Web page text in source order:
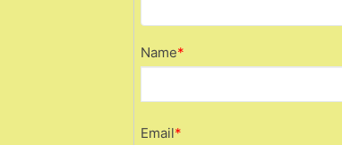
Name*
Email*